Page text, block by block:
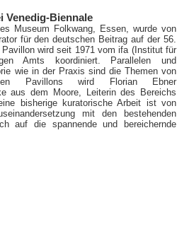
Venedig-Biennale
Museum Folkwang, Essen, wurde von
für den deutschen Beitrag auf der 56.
wird seit 1971 vom ifa (Institut für
Amts koordiniert. Parallelen und
wie in der Praxis sind die Themen von
Pavillons wird Florian Ebner
aus dem Moore, Leiterin des Bereichs
bisherige kuratorische Arbeit ist von
mit den bestehenden
auf die spannende und bereichernde